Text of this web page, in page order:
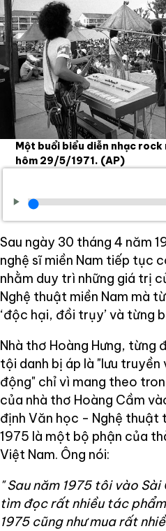
Một buổi biểu diễn nhạc
hôm 29/5/1971. (AP)
Sau ngày 30 tháng 4 năm
nghệ sĩ miền Nam tiếp tục
nhằm duy trì những giá trị
Nghệ thuật miền Nam mà
‘độc hại, đồi trụy’ và từng
Nhà thơ Hoàng Hưng, từng
tội danh bị áp là "lưu truyền
động" chỉ vì mang theo
của nhà thơ Hoàng Cầm
định Văn học - Nghệ thuật
1975 là một bộ phận của
Việt Nam. Ông nói:
" Sau năm 1975 tôi vào
tìm đọc rất nhiều tác
1975 cũng như mua rất